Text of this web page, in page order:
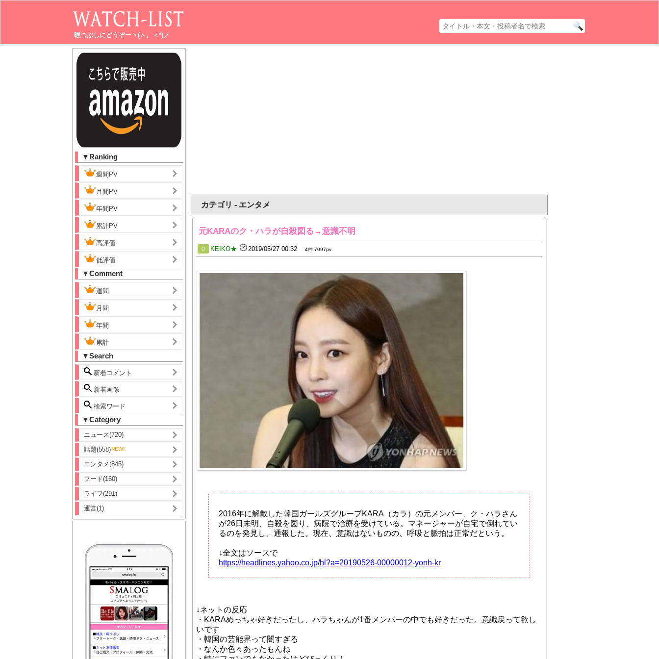
暇つぶしにどうぞーヽ(＞。＜*)ノ
▼Ranking
週間PV
月間PV
年間PV
累計PV
高評価
低評価
▼Comment
週間
月間
年間
累計
▼Search
新着コメント
新着画像
検索ワード
▼Category
ニュース(720)
話題(558)
エンタメ(845)
フード(160)
ライフ(291)
運営(1)
カテゴリ - エンタメ
元KARAのク・ハラが自殺図る→意識不明
0 KEIKO★ 2019/05/27 00:32 4件 7097pv
2016年に解散した韓国ガールズグループKARA（カラ）の元メンバー、ク・ハラさん
が26日未明、自殺を図り、病院で治療を受けている。マネージャーが自宅で倒れてい
るのを発見し、通報した。現在、意識はないものの、呼吸と脈拍は正常だという。
↓全文はソースで
https://headlines.yahoo.co.jp/hl?a=20190526-00000012-yonh-kr
↓ネットの反応
・KARAめっちゃ好きだったし、ハラちゃんが1番メンバーの中でも好きだった。意識戻って欲し
いです
・韓国の芸能界って闇すぎる
・なんか色々あったもんね